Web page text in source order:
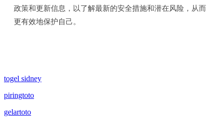
政策和更新信息，以了解最新的安全措施和潜在风险，从而
更有效地保护自己。
togel sidney
piringtoto
gelartoto